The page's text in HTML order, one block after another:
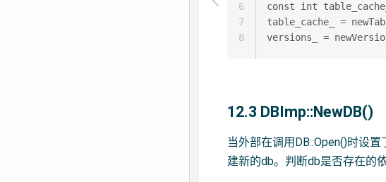
const int
table_cache_ =
6
7
8
12.3 DBImp::NewDB()
当外部在调用DB::Open()时设
建新的db。判断db是否存在的